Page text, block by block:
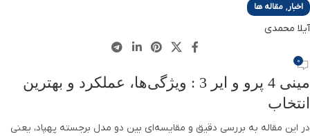
اخبار, مقاله ها
آیلا محمدی
0
مینی 4 پرو و ایر 3 : ویژگی‌ها، عملکرد و بهترین
انتخاب
در این مقاله به بررسی دقیق و مقایسه‌ای بین دو مدل برجسته پهپاد، یعنی